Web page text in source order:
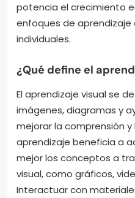
potencia el crecimiento
enfoques de aprendizaje
individuales.
¿Qué define el
El aprendizaje visual se
imágenes, diagramas y
mejorar la comprensión
aprendizaje beneficia a
mejor los conceptos a
visual, como gráficos,
Interactuar con